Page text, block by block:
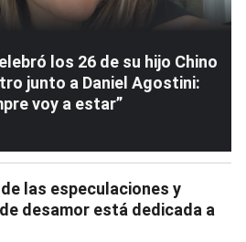
los 26 de su hijo Chino
junto a Daniel Agostini:
voy a estar”
las especulaciones y
desamor está dedicada a